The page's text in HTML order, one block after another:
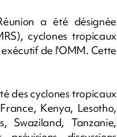
a été désignée
cyclones tropicaux
de l'OMM. Cette
des cyclones tropicaux
Kenya, Lesotho,
Swaziland, Tanzanie,